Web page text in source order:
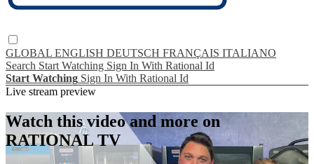
GLOBAL ENGLISH DEUTSCH FRANÇAIS ITALIANO
Search Start Watching Sign In With Rational Id
Start Watching Sign In With Rational Id
Live stream preview
Watch this video and more on
RATIONAL TV